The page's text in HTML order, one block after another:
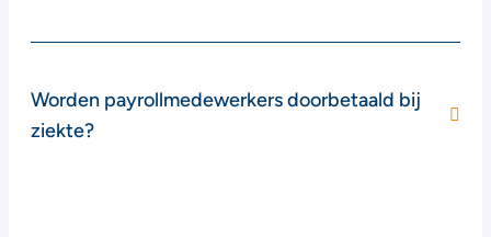
Worden payrollmedewerkers doorbetaald bij
ziekte?